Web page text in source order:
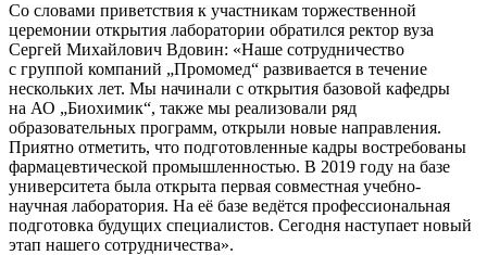
Со словами приветствия к участникам торжественной
церемонии открытия лаборатории обратился ректор вуза
Сергей Михайлович Вдовин: «Наше сотрудничество
с группой компаний „Промомед“ развивается в течение
нескольких лет. Мы начинали с открытия базовой кафедры
на АО „Биохимик“, также мы реализовали ряд
образовательных программ, открыли новые направления.
Приятно отметить, что подготовленные кадры востребованы
фармацевтической промышленностью. В 2019 году на базе
университета была открыта первая совместная учебно-
научная лаборатория. На её базе ведётся профессиональная
подготовка будущих специалистов. Сегодня наступает новый
этап нашего сотрудничества».